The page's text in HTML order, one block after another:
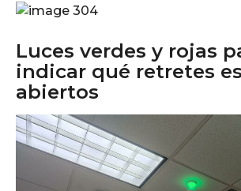
Luces verdes y rojas
indicar qué retretes
abiertos